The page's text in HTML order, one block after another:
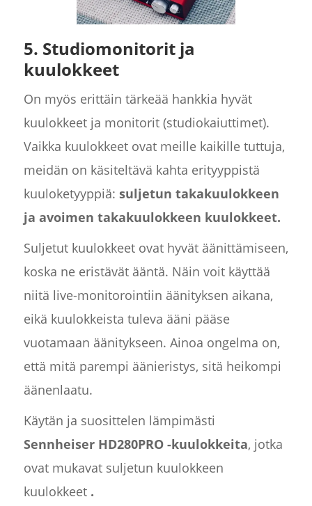
5. Studiomonitorit ja
kuulokkeet
On myös erittäin tärkeää hankkia hyvät
kuulokkeet ja monitorit (studiokaiuttimet).
Vaikka kuulokkeet ovat meille kaikille tuttuja,
meidän on käsiteltävä kahta erityyppistä
kuuloketyyppiä: suljetun takakuulokkeen
ja avoimen takakuulokkeen kuulokkeet.
Suljetut kuulokkeet ovat hyvät äänittämiseen,
koska ne eristävät ääntä. Näin voit käyttää
niitä live-monitorointiin äänityksen aikana,
eikä kuulokkeista tuleva ääni pääse
vuotamaan äänitykseen. Ainoa ongelma on,
että mitä parempi äänieristys, sitä heikompi
äänenlaatu.
Käytän ja suosittelen lämpimästi
Sennheiser HD280PRO -kuulokkeita, jotka
ovat mukavat suljetun kuulokkeen
kuulokkeet .